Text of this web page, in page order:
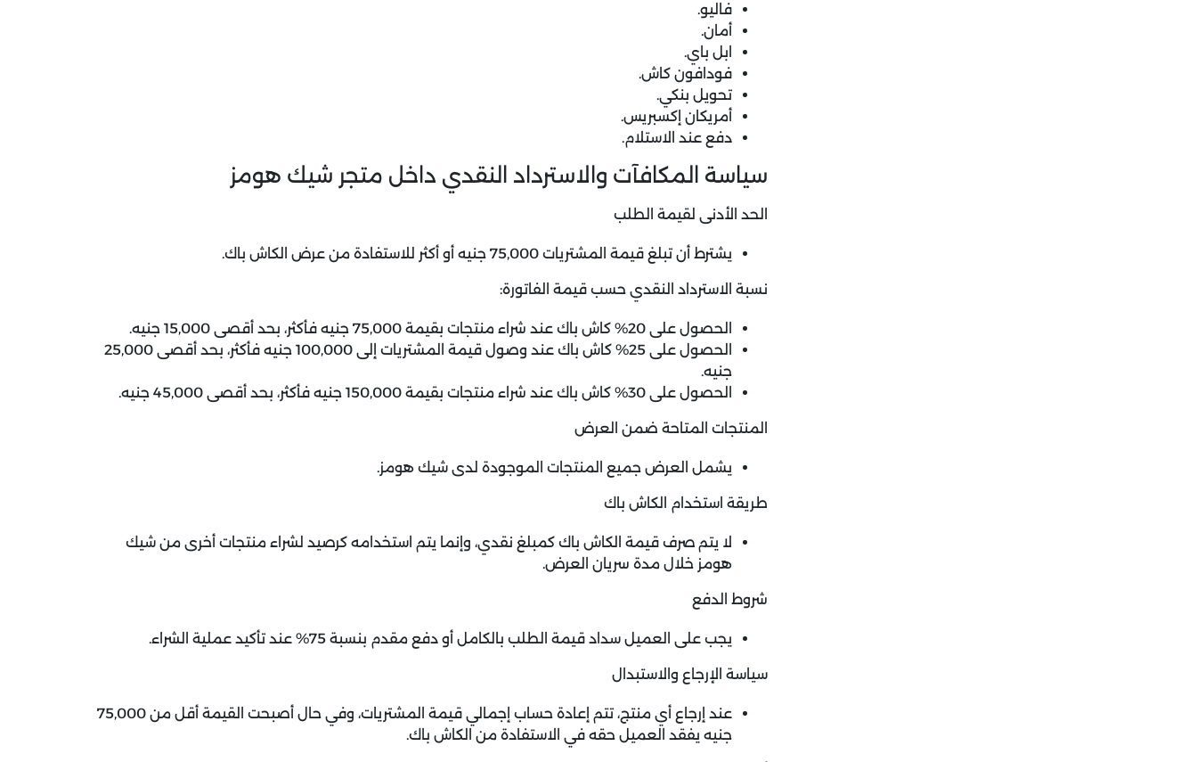
فاليو.
أمان.
ابل باي.
فودافون كاش.
تحويل بنكي.
أمريكان إكسبريس.
دفع عند الاستلام.
سياسة المكافآت والاسترداد النقدي داخل متجر شيك هومز
الحد الأدنى لقيمة الطلب
يشترط أن تبلغ قيمة المشتريات 75,000 جنيه أو أكثر للاستفادة من عرض الكاش باك.
نسبة الاسترداد النقدي حسب قيمة الفاتورة:
الحصول على 20% كاش باك عند شراء منتجات بقيمة 75,000 جنيه فأكثر، بحد أقصى 15,000 جنيه.
الحصول على 25% كاش باك عند وصول قيمة المشتريات إلى 100,000 جنيه فأكثر، بحد أقصى 25,000
جنيه.
الحصول على 30% كاش باك عند شراء منتجات بقيمة 150,000 جنيه فأكثر، بحد أقصى 45,000 جنيه.
المنتجات المتاحة ضمن العرض
يشمل العرض جميع المنتجات الموجودة لدى شيك هومز.
طريقة استخدام الكاش باك
لا يتم صرف قيمة الكاش باك كمبلغ نقدي، وإنما يتم استخدامه كرصيد لشراء منتجات أخرى من شيك
هومز خلال مدة سريان العرض.
شروط الدفع
يجب على العميل سداد قيمة الطلب بالكامل أو دفع مقدم بنسبة 75% عند تأكيد عملية الشراء.
سياسة الإرجاع والاستبدال
عند إرجاع أي منتج، تتم إعادة حساب إجمالي قيمة المشتريات، وفي حال أصبحت القيمة أقل من 75,000
جنيه يفقد العميل حقه في الاستفادة من الكاش باك.